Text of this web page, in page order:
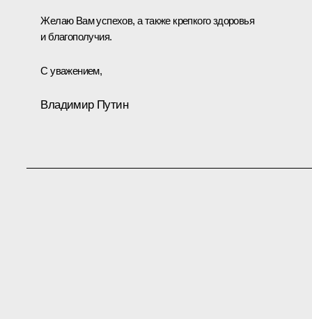
Желаю Вам успехов, а также крепкого здоровья
и благополучия.
С уважением,
Владимир Путин